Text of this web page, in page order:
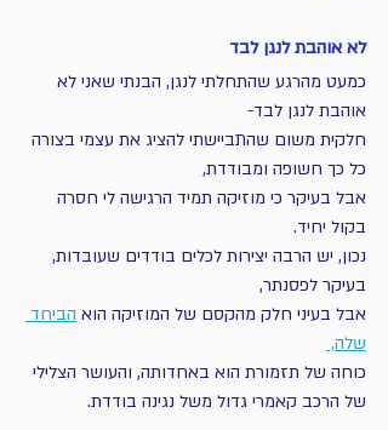
לא אוהבת לנגן לבד
כמעט מהרגע שהתחלתי לנגן, הבנתי שאני לא
אוהבת לנגן לבד-
חלקית משום שהתביישתי להציג את עצמי בצורה
כל כך חשופה ומבודדת,
אבל בעיקר כי מוזיקה תמיד הרגישה לי חסרה
בקול יחיד.
נכון, יש הרבה יצירות לכלים בודדים שעובדות,
בעיקר לפסנתר,
אבל בעיני חלק מהקסם של המוזיקה הוא הביחד
שלה,
כוחה של תזמורת הוא באחדותה, והעושר הצלילי
של הרכב קאמרי גדול משל נגינה בודדת.